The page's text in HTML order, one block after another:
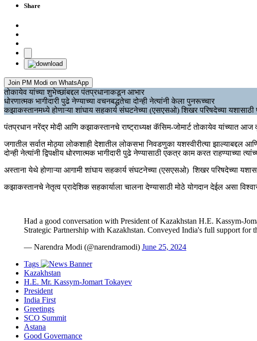
Share
Join PM Modi on WhatsApp
तोकायेव यांच्या शुभेच्छांबद्दल पंतप्रधानाकडून आभार
धोरणात्मक भागीदारी पुढे नेण्याच्या वचनबद्धतेचा दोन्ही नेत्यांनी केला पुनरूच्चार
कझाकस्तानमध्ये होणाऱ्या शांघाय सहकार्य संघटनेच्या (एसएसओ) शिखर परिषदेच्या यशासाठी
पंतप्रधान नरेंद्र मोदी आणि कझाकस्तानचे राष्ट्राध्यक्ष कॅसिम-जोमार्ट तोकायेव यांच्यात
जगातील सर्वात मोठ्या लोकशाही देशातील लोकसभा निवडणुका यशस्वीरीत्या झाल्याबद्दल
दोन्ही नेत्यांनी द्विपक्षीय धोरणात्मक भागीदारी पुढे नेण्यासाठी एकत्र काम करत राहण्याच्या
अस्ताना येथे होणाऱ्या आगामी शांघाय सहकार्य संघटनेच्या (एसएसओ) शिखर परिषदेच्या
कझाकस्तानचे नेतृत्व प्रादेशिक सहकार्याला चालना देण्यासाठी मोठे योगदान देईल असा
Had a good conversation with President of Kazakhstan H.E. Kassym-
Strategic Partnership with Kazakhstan. Conveyed India's full support for
— Narendra Modi (@narendramodi) June 25, 2024
Tags
Kazakhstan
H.E. Mr. Kassym-Jomart Tokayev
President
India First
Greetings
SCO Summit
Astana
Good Governance